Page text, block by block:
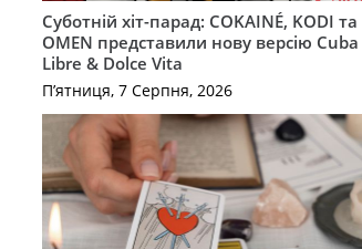
Суботній хіт-парад: COKAINÉ, KODI та
OMEN представили нову версію Cuba
Libre & Dolce Vita
П’ятниця, 7 Серпня, 2026